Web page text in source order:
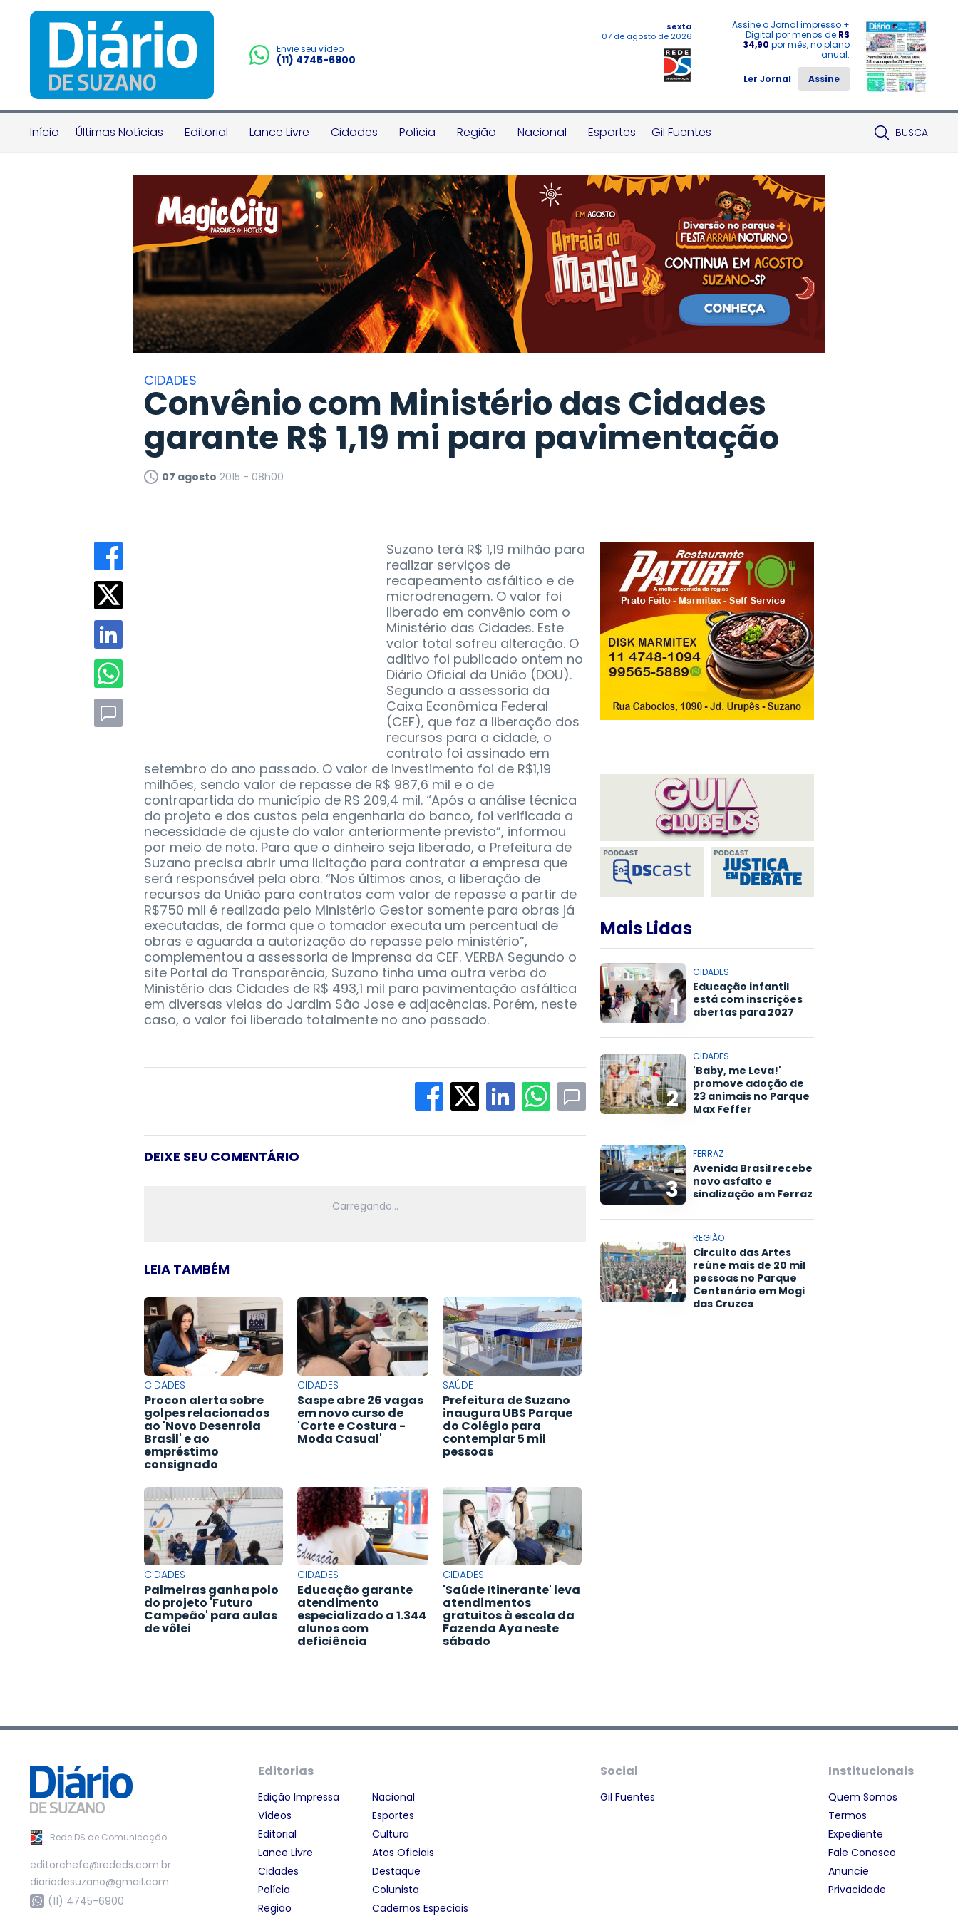
Envie seu vídeo
(11) 4745-6900
sexta
07 de agosto de 2026
Assine o Jornal impresso +
Digital por menos de R$
34,90 por mês, no plano
anual.
Ler Jornal
Assine
Início Últimas Notícias Editorial Lance Livre Cidades Polícia Região Nacional Esportes Gil Fuentes BUSCA
CIDADES
Convênio com Ministério das Cidades
garante R$ 1,19 mi para pavimentação
07 agosto 2015 - 08h00
Suzano terá R$ 1,19 milhão para
realizar serviços de
recapeamento asfáltico e de
microdrenagem. O valor foi
liberado em convênio com o
Ministério das Cidades. Este
valor total sofreu alteração. O
aditivo foi publicado ontem no
Diário Oficial da União (DOU).
Segundo a assessoria da
Caixa Econômica Federal
(CEF), que faz a liberação dos
recursos para a cidade, o
contrato foi assinado em
setembro do ano passado. O valor de investimento foi de R$1,19
milhões, sendo valor de repasse de R$ 987,6 mil e o de
contrapartida do município de R$ 209,4 mil. “Após a análise técnica
do projeto e dos custos pela engenharia do banco, foi verificada a
necessidade de ajuste do valor anteriormente previsto”, informou
por meio de nota. Para que o dinheiro seja liberado, a Prefeitura de
Suzano precisa abrir uma licitação para contratar a empresa que
será responsável pela obra. “Nos últimos anos, a liberação de
recursos da União para contratos com valor de repasse a partir de
R$750 mil é realizada pelo Ministério Gestor somente para obras já
executadas, de forma que o tomador executa um percentual de
obras e aguarda a autorização do repasse pelo ministério”,
complementou a assessoria de imprensa da CEF. VERBA Segundo o
site Portal da Transparência, Suzano tinha uma outra verba do
Ministério das Cidades de R$ 493,1 mil para pavimentação asfáltica
em diversas vielas do Jardim São Jose e adjacências. Porém, neste
caso, o valor foi liberado totalmente no ano passado.
DEIXE SEU COMENTÁRIO
LEIA TAMBÉM
CIDADES
Procon alerta sobre
golpes relacionados
ao 'Novo Desenrola
Brasil' e ao
empréstimo
consignado
CIDADES
Saspe abre 26 vagas
em novo curso de
'Corte e Costura -
Moda Casual'
SAÚDE
Prefeitura de Suzano
inaugura UBS Parque
do Colégio para
contemplar 5 mil
pessoas
CIDADES
Palmeiras ganha polo
do projeto 'Futuro
Campeão' para aulas
de vôlei
CIDADES
Educação garante
atendimento
especializado a 1.344
alunos com
deficiência
CIDADES
'Saúde Itinerante' leva
atendimentos
gratuitos à escola da
Fazenda Aya neste
sábado
Mais Lidas
1
CIDADES
Educação infantil
está com inscrições
abertas para 2027
2
CIDADES
'Baby, me Leva!'
promove adoção de
23 animais no Parque
Max Feffer
3
FERRAZ
Avenida Brasil recebe
novo asfalto e
sinalização em Ferraz
4
REGIÃO
Circuito das Artes
reúne mais de 20 mil
pessoas no Parque
Centenário em Mogi
das Cruzes
Rede DS de Comunicação
editorchefe@rededs.com.br
diariodesuzano@gmail.com
(11) 4745-6900
Editorias
Edição Impressa
Vídeos
Editorial
Lance Livre
Cidades
Polícia
Região
Nacional
Esportes
Cultura
Atos Oficiais
Destaque
Colunista
Cadernos Especiais
Social
Gil Fuentes
Institucionais
Quem Somos
Termos
Expediente
Fale Conosco
Anuncie
Privacidade